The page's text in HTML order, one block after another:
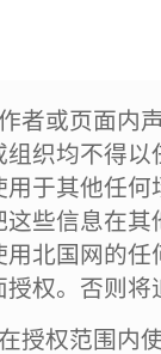
者或页面内
织均不得
于其他任
些信息在
北国网的
权。否则将
授权范围内